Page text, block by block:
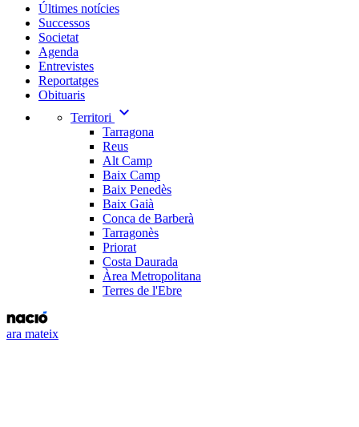
Últimes notícies
Successos
Societat
Agenda
Entrevistes
Reportatges
Obituaris
Territori
expand_more
Tarragona
Reus
Alt Camp
Baix Camp
Baix Penedès
Baix Gaià
Conca de Barberà
Tarragonès
Priorat
Costa Daurada
Àrea Metropolitana
Terres de l'Ebre
ara mateix